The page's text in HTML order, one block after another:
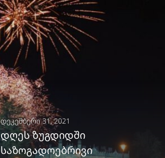
დეკემბერი 31, 2021
დღეს ზუგდიდში
საზოგადოებრივი